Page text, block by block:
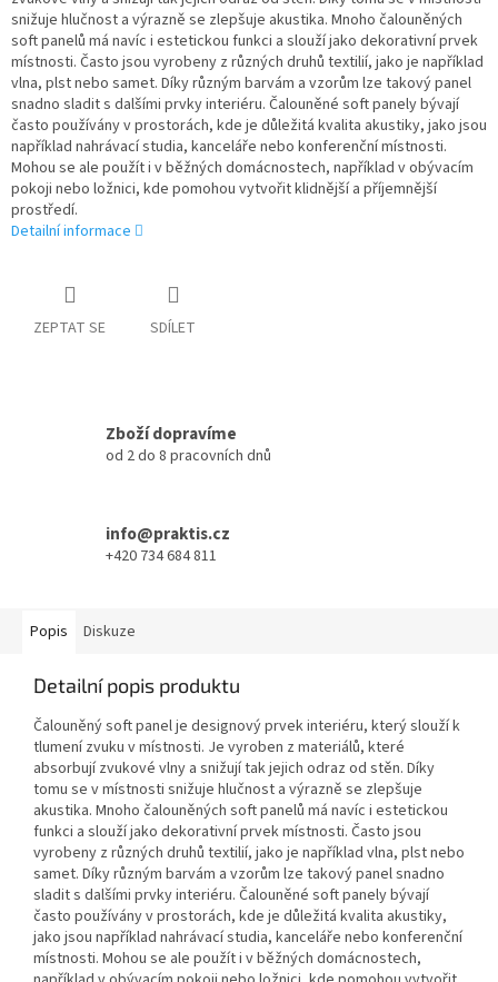
snižuje hlučnost a výrazně se zlepšuje akustika. Mnoho čalouněných
soft panelů má navíc i estetickou funkci a slouží jako dekorativní prvek
místnosti. Často jsou vyrobeny z různých druhů textilií, jako je například
vlna, plst nebo samet. Díky různým barvám a vzorům lze takový panel
snadno sladit s dalšími prvky interiéru. Čalouněné soft panely bývají
často používány v prostorách, kde je důležitá kvalita akustiky, jako jsou
například nahrávací studia, kanceláře nebo konferenční místnosti.
Mohou se ale použít i v běžných domácnostech, například v obývacím
pokoji nebo ložnici, kde pomohou vytvořit klidnější a příjemnější
prostředí.
Detailní informace
ZEPTAT SE SDÍLET
Zboží dopravíme
od 2 do 8 pracovních dnů
info@praktis.cz
+420 734 684 811
Popis Diskuze
Detailní popis produktu
Čalouněný soft panel je designový prvek interiéru, který slouží k
tlumení zvuku v místnosti. Je vyroben z materiálů, které
absorbují zvukové vlny a snižují tak jejich odraz od stěn. Díky
tomu se v místnosti snižuje hlučnost a výrazně se zlepšuje
akustika. Mnoho čalouněných soft panelů má navíc i estetickou
funkci a slouží jako dekorativní prvek místnosti. Často jsou
vyrobeny z různých druhů textilií, jako je například vlna, plst nebo
samet. Díky různým barvám a vzorům lze takový panel snadno
sladit s dalšími prvky interiéru. Čalouněné soft panely bývají
často používány v prostorách, kde je důležitá kvalita akustiky,
jako jsou například nahrávací studia, kanceláře nebo konferenční
místnosti. Mohou se ale použít i v běžných domácnostech,